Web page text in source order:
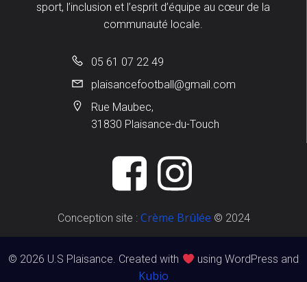
sport, l’inclusion et l’esprit d’équipe au cœur de la
communauté locale.
05 61 07 22 49
plaisancefootball@gmail.com
Rue Maubec,
31830 Plaisance-du-Touch
Conception site : Crème Brûlée © 2024
© 2026 U.S Plaisance. Created with using WordPress and
Kubio